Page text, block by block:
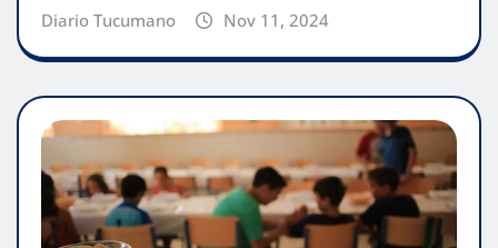
Diario Tucumano Nov 11, 2024